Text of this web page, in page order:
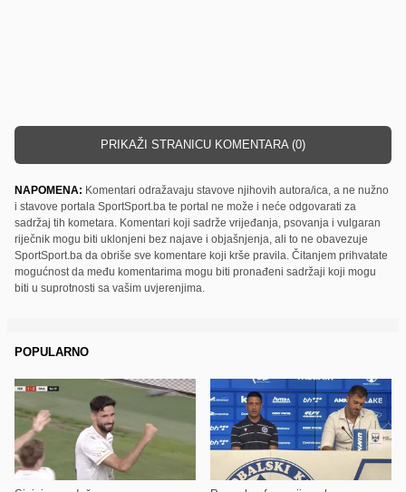
PRIKAŽI STRANICU KOMENTARA (0)
NAPOMENA: Komentari odražavaju stavove njihovih autora/ica, a ne nužno
i stavove portala SportSport.ba te portal ne može i neće odgovarati za
sadržaj tih kometara. Komentari koji sadrže vrijeđanja, psovanja i vulgaran
riječnik mogu biti uklonjeni bez najave i objašnjenja, ali to ne obavezuje
SportSport.ba da obriše sve komentare koji krše pravila. Čitanjem prihvatate
mogućnost da među komentarima mogu biti pronađeni sadržaji koji mogu
biti u suprotnosti sa vašim uvjerenjima.
POPULARNO